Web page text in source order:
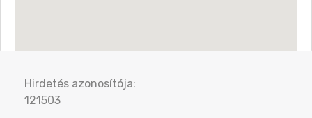
Hirdetés azonosítója:
121503